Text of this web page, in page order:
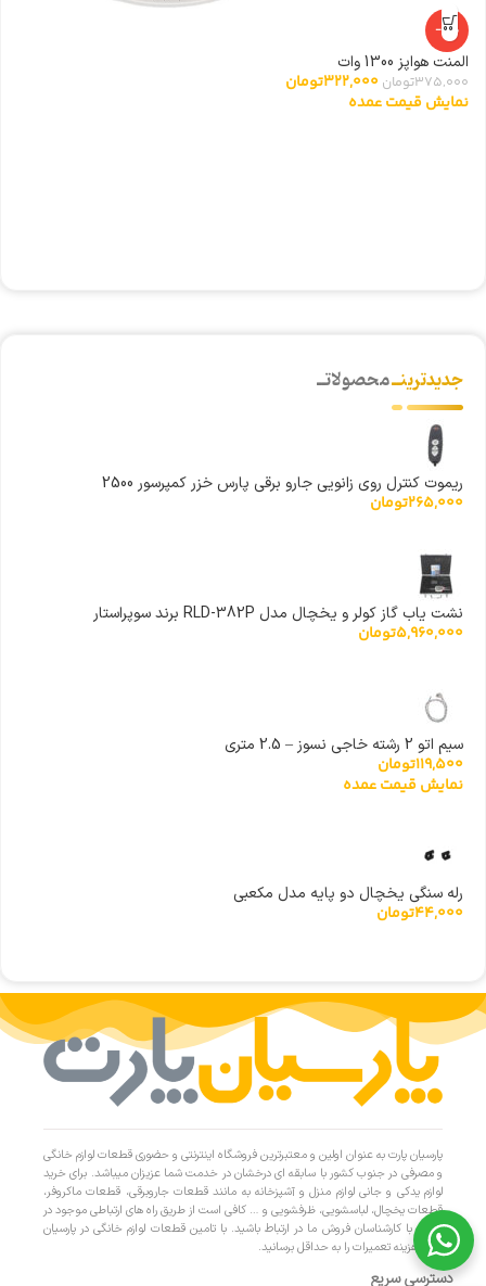
-14%
المنت هواپز 1300 وات
375,000تومان 322,000تومان
نمایش قیمت عمده
جدیدترینــمحصولاتــ
ریموت کنترل روی زانویی جارو برقی پارس خزر کمپرسور 2500
265,000تومان
نشت یاب گاز کولر و یخچال مدل RLD-382P برند سوپراستار
5,960,000تومان
سیم اتو 2 رشته خاجی نسوز – 2.5 متری
119,500تومان
نمایش قیمت عمده
رله سنگی یخچال دو پایه مدل مکعبی
44,000تومان
پارسیان پارت به عنوان اولین و معتبرترین فروشگاه اینترنتی و حضوری قطعات لوازم خانگی
و مصرفی در جنوب کشور با سابقه ای درخشان در خدمت شما عزیزان میباشد. برای خرید
لوازم یدکی و جانی لوازم منزل و آشپزخانه به مانند قطعات جاروبرقی، قطعات ماکروفر،
قطعات یخچال، لباسشویی، ظرفشویی و … کافی است از طریق راه های ارتباطی موجود در
سایت با کارشناسان فروش ما در ارتباط باشید. با تامین قطعات لوازم خانگی در پارسیان
پارت، هزینه تعمیرات را به حداقل برسانید.
دسترسی سریع